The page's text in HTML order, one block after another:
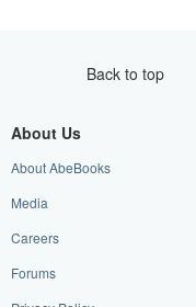
Back to top
About Us
About AbeBooks
Media
Careers
Forums